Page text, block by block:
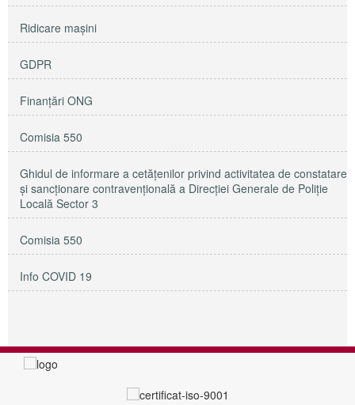
Ridicare maşini
GDPR
Finanțări ONG
Comisia 550
Ghidul de informare a cetățenilor privind activitatea de constatare
și sancționare contravențională a Direcției Generale de Poliție
Locală Sector 3
Comisia 550
Info COVID 19